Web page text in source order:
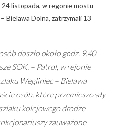
24 listopada, w regonie mostu
Bielawa Dolna, zatrzymali 13
doszło około godz. 9.40 –
SOK. – Patrol, w rejonie
Węgliniec – Bielawa
osób, które przemieszczały
kolejowego drodze
zauważone